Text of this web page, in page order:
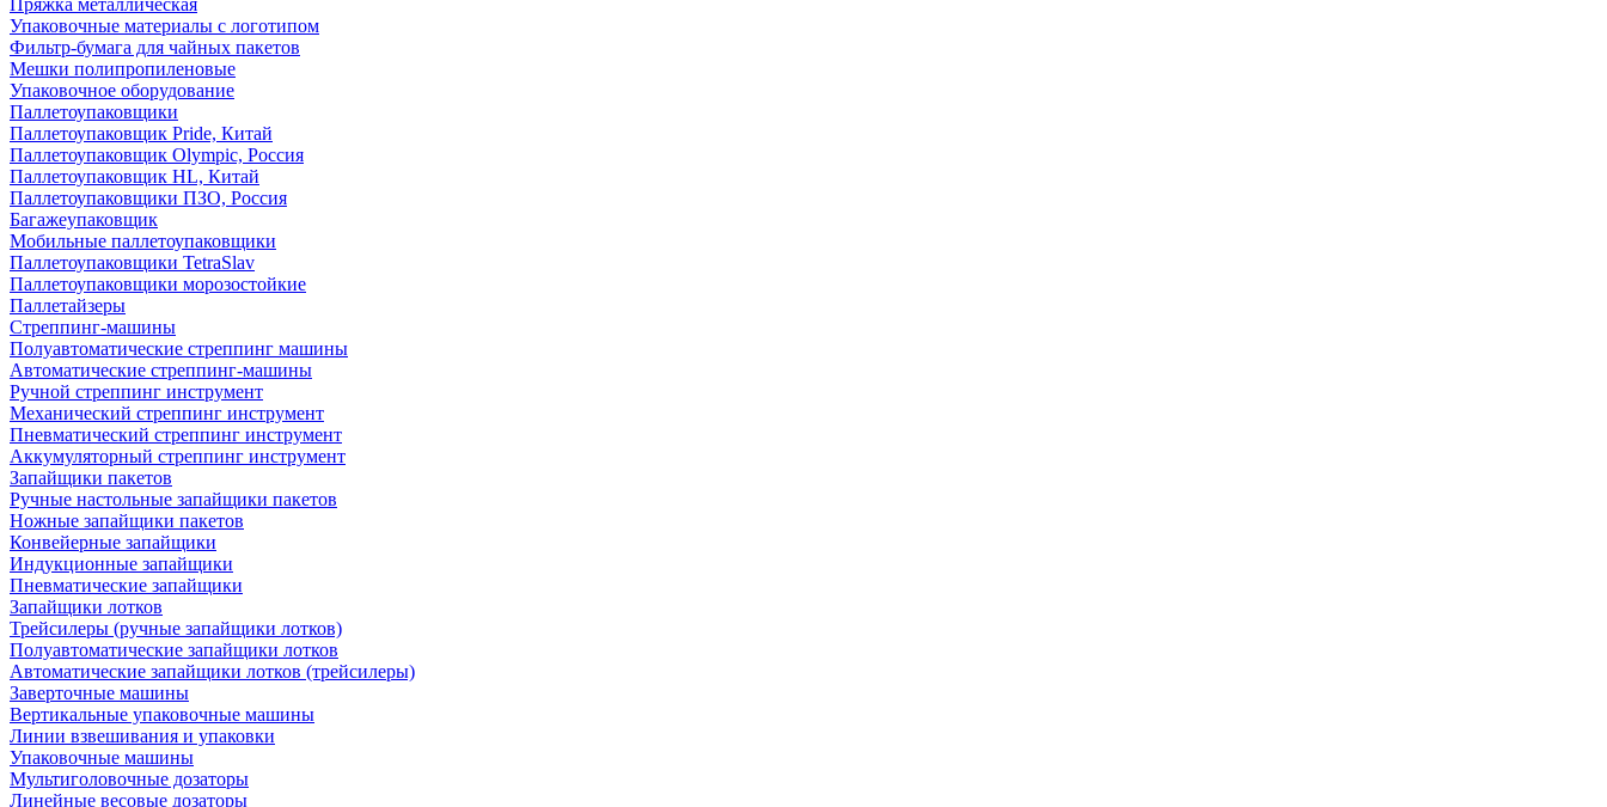
Пряжка металлическая
Упаковочные материалы с логотипом
Фильтр-бумага для чайных пакетов
Мешки полипропиленовые
Упаковочное оборудование
Паллетоупаковщики
Паллетоупаковщик Pride, Китай
Паллетоупаковщик Olympic, Россия
Паллетоупаковщик HL, Китай
Паллетоупаковщики ПЗО, Россия
Багажеупаковщик
Мобильные паллетоупаковщики
Паллетоупаковщики TetraSlav
Паллетоупаковщики морозостойкие
Паллетайзеры
Стреппинг-машины
Полуавтоматические стреппинг машины
Автоматические стреппинг-машины
Ручной стреппинг инструмент
Механический стреппинг инструмент
Пневматический стреппинг инструмент
Аккумуляторный стреппинг инструмент
Запайщики пакетов
Ручные настольные запайщики пакетов
Ножные запайщики пакетов
Конвейерные запайщики
Индукционные запайщики
Пневматические запайщики
Запайщики лотков
Трейсилеры (ручные запайщики лотков)
Полуавтоматические запайщики лотков
Автоматические запайщики лотков (трейсилеры)
Заверточные машины
Вертикальные упаковочные машины
Линии взвешивания и упаковки
Упаковочные машины
Мультиголовочные дозаторы
Линейные весовые дозаторы